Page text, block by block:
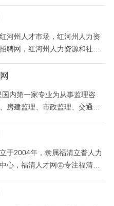
河州人才市场，红河州人力资
聘网，红河州人力资源和社会
才市场管理办公室，红河州人
网站
内第一家专业为从事监理咨
房建监理、市政监理、交通监
装饰监理等监理行业人才求职
于2004年，隶属福清立普人力
心，福清人才网㊣专注福清家
网【LP91.COM】创办于2004